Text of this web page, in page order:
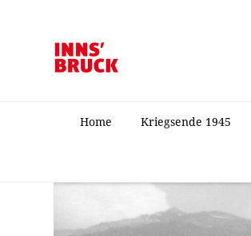
Home Kriegsende 1945